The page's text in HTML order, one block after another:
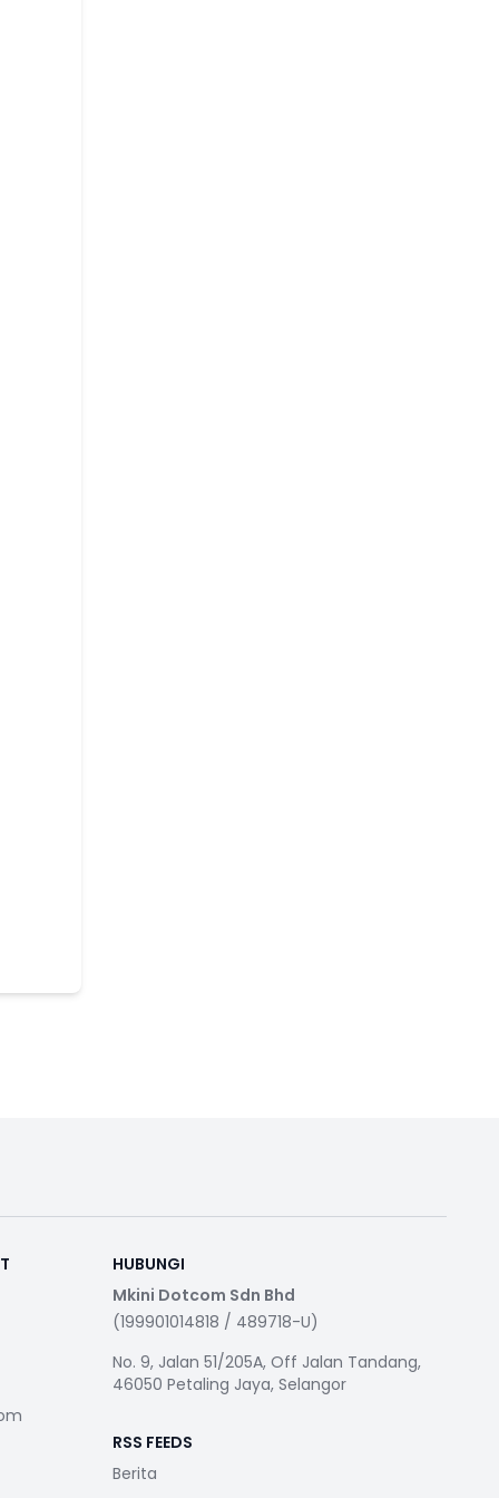
HUBUNGI
Mkini Dotcom Sdn Bhd
(199901014818 / 489718-U)
No. 9, Jalan 51/205A, Off Jalan Tandang,
46050 Petaling Jaya, Selangor
RSS FEEDS
Berita